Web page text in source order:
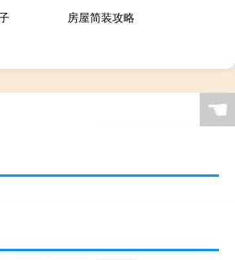
房屋简装攻略
☚